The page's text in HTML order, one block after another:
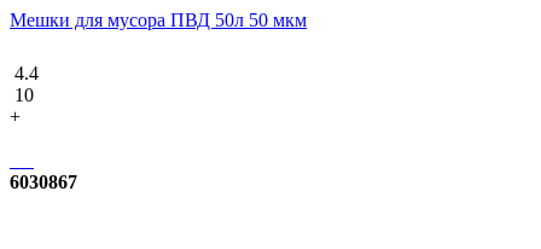
Мешки для мусора ПВД 50л 50 мкм
4.4
10
+
6030867